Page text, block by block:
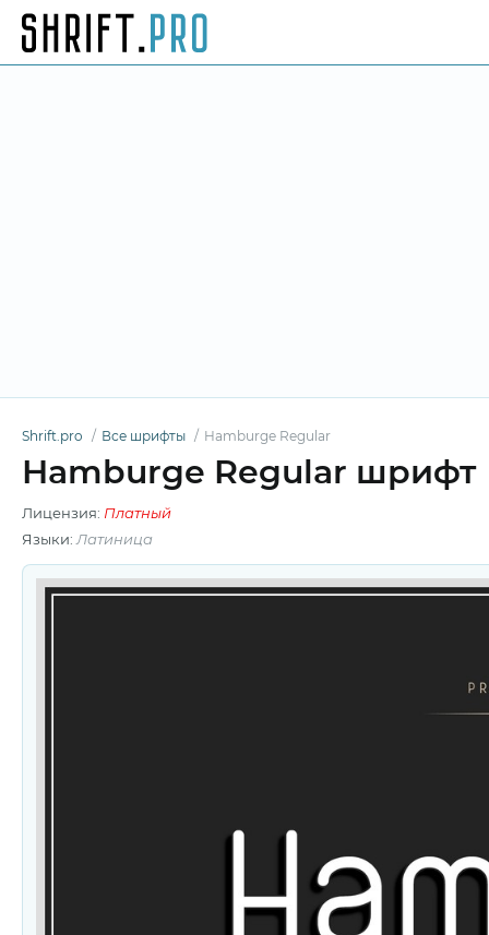
Shrift.pro Все шрифты Hamburge Regular
Hamburge Regular шрифт
Лицензия: Платный
Языки: Латиница